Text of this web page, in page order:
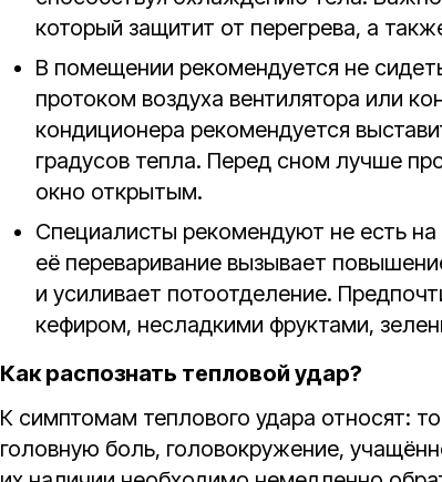
который защитит от перегрева, а
В помещении рекомендуется не
протоком воздуха вентилятора или
кондиционера рекомендуется
градусов тепла. Перед сном лучше
окно открытым.
Специалисты рекомендуют не есть
её переваривание вызывает
и усиливает потоотделение.
кефиром, несладкими фруктами,
Как распознать тепловой удар?
К симптомам теплового удара относят:
головную боль, головокружение,